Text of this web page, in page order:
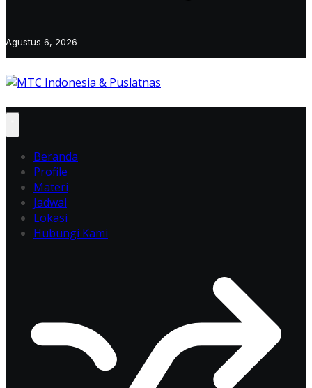
Agustus 6, 2026
Beranda
Profile
Materi
Jadwal
Lokasi
Hubungi Kami